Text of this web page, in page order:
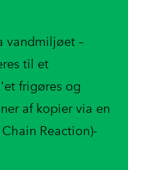
vandmiljøet –
til et
frigøres og
af kopier via en
Reaction)-